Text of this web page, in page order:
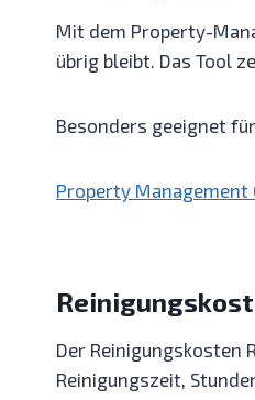
Mit dem Property-
übrig bleibt. Das Tool
Besonders geeignet
Property Management
Der Reinigungskosten
Reinigungszeit,